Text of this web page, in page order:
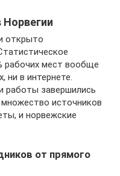
открыто
рабочих мест вообще
ни в интернете.
работы завершились
источников
и норвежские
от прямого